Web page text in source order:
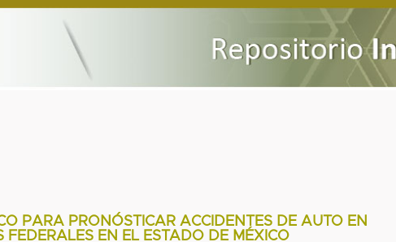
PARA PRONÓSTICAR ACCIDENTES DE AUTO EN
FEDERALES EN EL ESTADO DE MÉXICO